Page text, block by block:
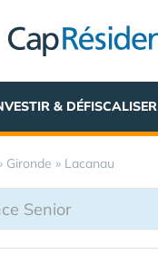
& DÉFISCALISER
Gironde » Lacanau